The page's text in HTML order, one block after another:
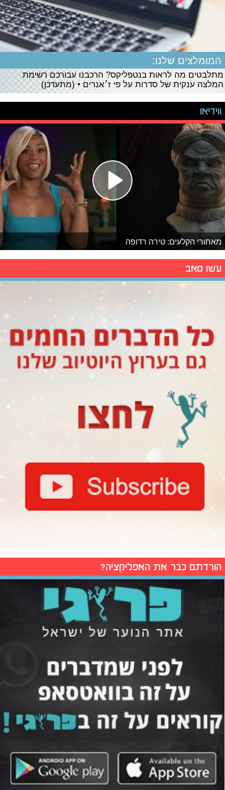
המומלצים שלנו:
מתלבטים מה לראות בנטפליקס? הרכבנו עבורכם רשימת
המלצה ענקית של סדרות על פי ז׳אנרים • (מתעדכן)
ווידיאו
מאחורי הקלעים: טירה רדופה
עשו סאב
הורדתם כבר את האפליקציה?